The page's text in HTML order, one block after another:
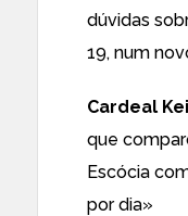
dúvidas
19, num
Cardeal
que
Escócia
por dia»